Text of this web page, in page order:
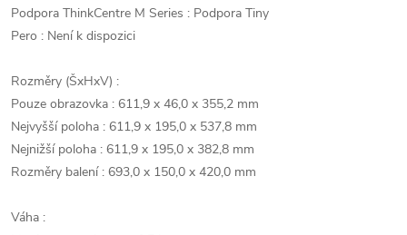
Podpora ThinkCentre M Series : Podpora Tiny
Pero : Není k dispozici
Rozměry (ŠxHxV) :
Pouze obrazovka : 611,9 x 46,0 x 355,2 mm
Nejvyšší poloha : 611,9 x 195,0 x 537,8 mm
Nejnižší poloha : 611,9 x 195,0 x 382,8 mm
Rozměry balení : 693,0 x 150,0 x 420,0 mm
Váha :